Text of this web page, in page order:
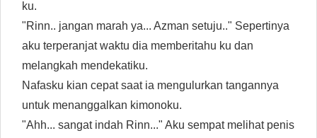
ku.
"Rinn.. jangan marah ya... Azman setuju.." Sepertinya
aku terperanjat waktu dia memberitahu ku dan
melangkah mendekatiku.
Nafasku kian cepat saat ia mengulurkan tangannya
untuk menanggalkan kimonoku.
"Ahh... sangat indah Rinn..." Aku sempat melihat penis